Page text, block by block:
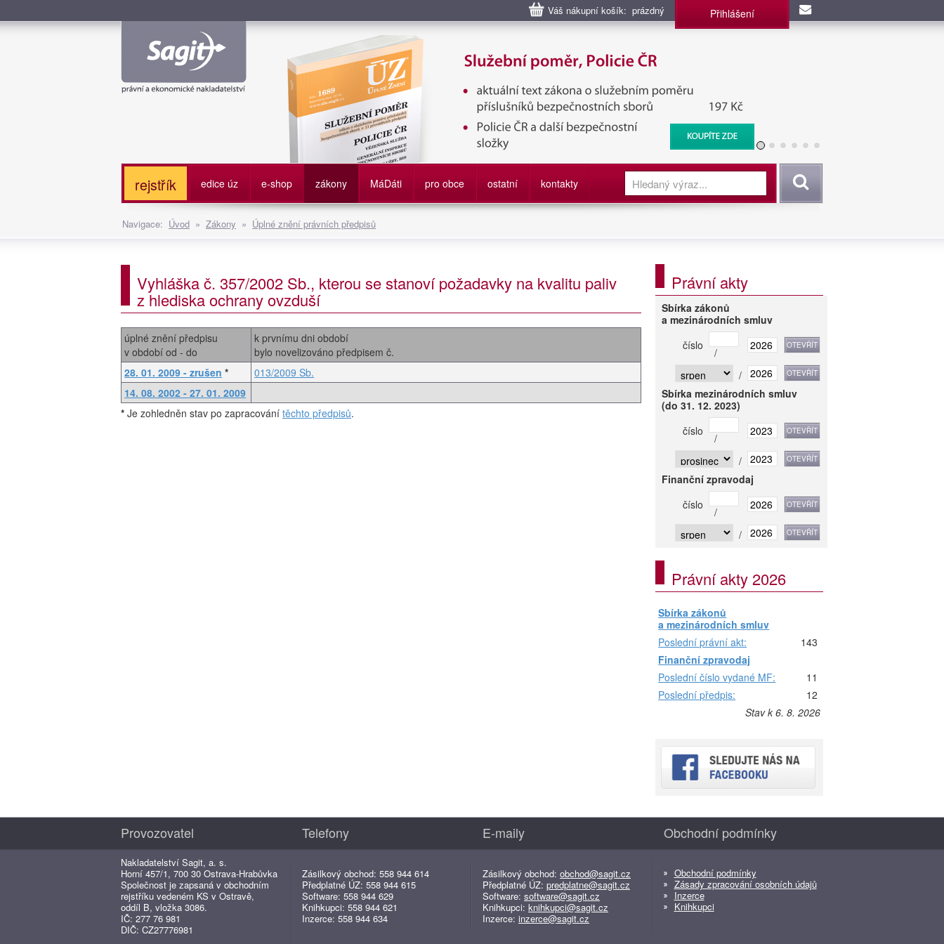
Váš nákupní košík: prázdný Přihlášení
Služební poměr příslušníků bezpečnostních sborů, Policie ČR, Vězeňská služba, BIS, Zpravodajské
služby
rejstřík edice úz e-shop zákony MáDáti pro obce ostatní kontakty Vyhledat
Navigace: Úvod » Zákony » Úplné znění právních předpisů
Vyhláška č. 357/2002 Sb., kterou se stanoví požadavky na kvalitu paliv
z hlediska ochrany ovzduší
úplné znění předpisu
v období od - do
k prvnímu dni období
bylo novelizováno předpisem č.
28. 01. 2009 - zrušen *
013/2009 Sb.
14. 08. 2002 - 27. 01. 2009
* Je zohledněn stav po zapracování těchto předpisů.
Právní akty
Sbírka zákonů
a mezinárodních smluv
číslo
/
/
Sbírka mezinárodních smluv
(do 31. 12. 2023)
číslo
/
/
Finanční zpravodaj
číslo
/
/
Právní akty 2026
Sbírka zákonů
a mezinárodních smluv
Poslední právní akt:
143
Finanční zpravodaj
Poslední číslo vydané MF:
11
Poslední předpis:
12
Stav k 6. 8. 2026
Provozovatel
Nakladatelství Sagit, a. s.
Horní 457/1, 700 30 Ostrava-Hrabůvka
Společnost je zapsaná v obchodním
rejstříku vedeném KS v Ostravě,
oddíl B, vložka 3086.
IČ: 277 76 981
DIČ: CZ27776981
Telefony
Zásilkový obchod: 558 944 614
Předplatné ÚZ: 558 944 615
Software: 558 944 629
Knihkupci: 558 944 621
Inzerce: 558 944 634
E-maily
Zásilkový obchod: obchod@sagit.cz
Předplatné ÚZ: predplatne@sagit.cz
Software: software@sagit.cz
Knihkupci: knihkupci@sagit.cz
Inzerce: inzerce@sagit.cz
Obchodní podmínky
Obchodní podmínky
Zásady zpracování osobních údajů
Inzerce
Knihkupci